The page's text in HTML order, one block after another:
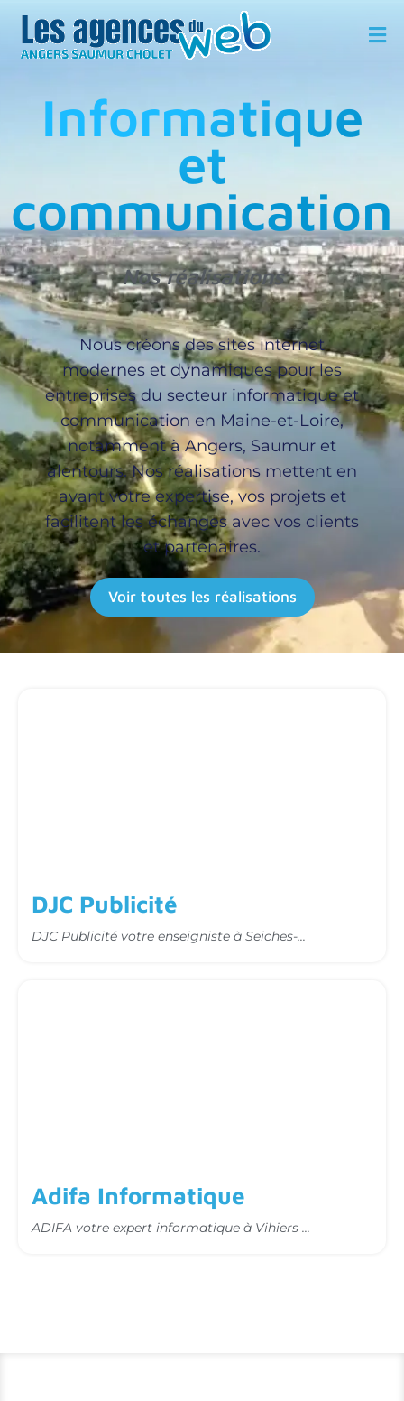
Informatique
et
communication
Nos réalisations
Nous créons des sites internet
modernes et dynamiques pour les
entreprises du secteur informatique et
communication en Maine-et-Loire,
notamment à Angers, Saumur et
alentours. Nos réalisations mettent en
avant votre expertise, vos projets et
facilitent les échanges avec vos clients
et partenaires.
Voir toutes les réalisations
DJC Publicité
DJC Publicité votre enseigniste à Seiches-...
Adifa Informatique
ADIFA votre expert informatique à Vihiers ...